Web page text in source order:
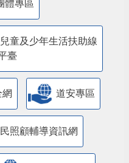
體專區
童及少年生活扶助線
臺
道安專區
照顧輔導資訊網